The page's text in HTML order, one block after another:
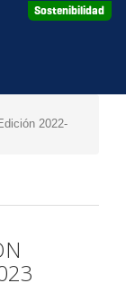
Sostenibilidad
2022-